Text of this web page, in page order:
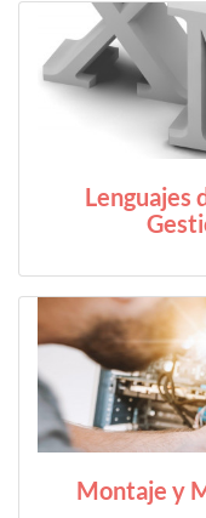
Lenguajes
Montaje y